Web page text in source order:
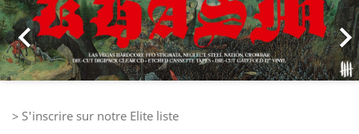

> S'inscrire sur notre Elite liste